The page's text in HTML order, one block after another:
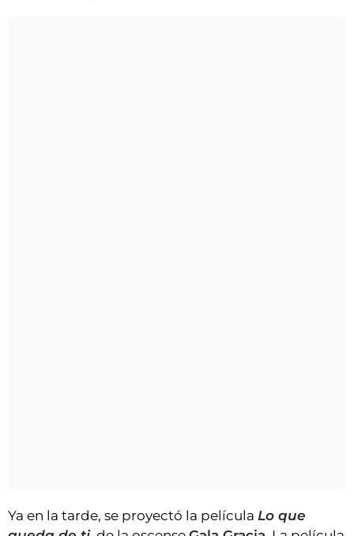
Ya en la tarde, se proyectó la película Lo que